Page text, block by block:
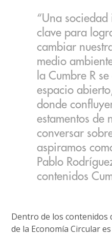
“Una sociedad
clave para
cambiar
medio
la Cumbre R
espacio
donde
estamentos de
conversar
aspiramos
Pablo
contenidos
Dentro de los contenidos
de la Economía Circular